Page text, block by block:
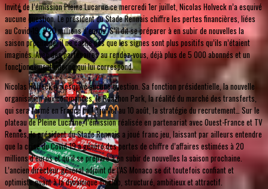
Invité de l’émission Pleine Lucarne ce mercredi 1er juillet, Nicolas Holveck n’a esquivé
aucune question. Le président du Stade Rennais chiffre les pertes financières, liées
au Covid-19, à 20 millions d’euros. S’il dit se préparer à en subir de nouvelles la
saison prochaine, il ne cache pas que les signes sont plus positifs qu’ils n’étaient
imaginés. Avec des partenaires au rendez-vous, déjà plus de 5 000 abonnés et un
fonctionnement interne qui lui correspond.
Nicolas Holveck n’a esquivé aucune question. Sa fonction présidentielle, la nouvelle
organisation aux commandes, le Roazhon Park, la réalité du marché des transferts,
qui sera fermé en France du 10 juillet au 10 août, la stratégie du recrutement… Sur le
plateau de Pleine Lucarne, l’émission réalisée en partenariat avec Ouest-France et TV
Rennes, le président du Stade Rennais a joué franc jeu, laissant par ailleurs entendre
que la crise du Covid-19 a généré des pertes de chiffre d’affaires estimées à 20
millions d’euros et qu’il se prépare à en subir de nouvelles la saison prochaine.
L’ancien directeur général adjoint de l’AS Monaco se dit toutefois confiant et
optimiste quant à la dynamique du club, structuré, ambitieux et attractif.